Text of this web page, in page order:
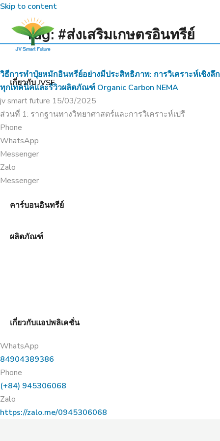
Skip to content
เกี่ยวกับ JVSF
คาร์บอนอินทรีย์
ผลิตภัณฑ์
เกี่ยวกับแอปพลิเคชั่น
TRANG CHỦ
Tag: #ส่งเสริมเกษตรอินทรีย์
วิธีการทำปุ๋ยหมักอินทรีย์อย่างมีประสิทธิภาพ: การวิเคราะห์เชิงลึก
ทุกเทคนิคและรีวิวผลิตภัณฑ์ Organic Carbon NEMA
jv smart future 15/03/2025
ส่วนที่ 1: รากฐานทางวิทยาศาสตร์และการวิเคราะห์เปรี
Phone
WhatsApp
Messenger
Zalo
Messenger
WhatsApp
84904389386
Phone
(+84) 945306068
Zalo
https://zalo.me/0945306068